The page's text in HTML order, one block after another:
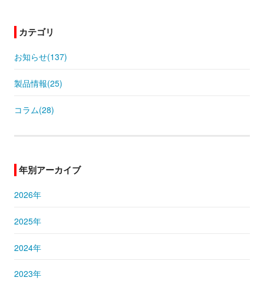
カテゴリ
お知らせ(137)
製品情報(25)
コラム(28)
年別アーカイブ
2026年
2025年
2024年
2023年